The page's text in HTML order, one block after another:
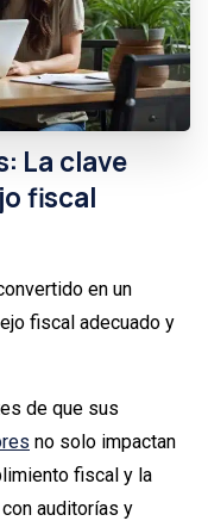
La clave
fiscal
en un
fiscal adecuado y
de que sus
no solo impactan
fiscal y la
auditorías y